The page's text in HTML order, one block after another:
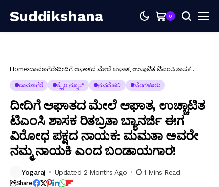
Suddikshana 0
Home ದಾವಣಗೆರೆ ದೀದಿಗೆ ಆಘಾತದ ಮೇಲೆ ಆಘಾತ, ಉಚ್ಚಾಟಿತ ಟಿಎಂಸಿ ಶಾಸಕ
ನಮ್ಮ ನಾಯಕಿ ಎಂದ ಬಂಡಾಯಗಾರ!
ದಾವಣಗೆರೆ ಕ್ರೈಂ ನ್ಯೂಸ್ ನವದೆಹಲಿ ಬೆಂಗಳೂರು
ದೀದಿಗೆ ಆಘಾತದ ಮೇಲೆ ಆಘಾತ, ಉಚ್ಚಾಟಿತ
ಟಿಎಂಸಿ ಶಾಸಕ ರಿತಬ್ರತಾ ಬ್ಯಾನರ್ಜಿ ಈಗ
ವಿರೋಧ ಪಕ್ಷದ ನಾಯಕ: ಮಮತಾ ಅವರೇ
ನಮ್ಮ ನಾಯಕಿ ಎಂದ ಬಂಡಾಯಗಾರ!
Yogaraj Updated 2 Months Ago 1 Mins Read
Share